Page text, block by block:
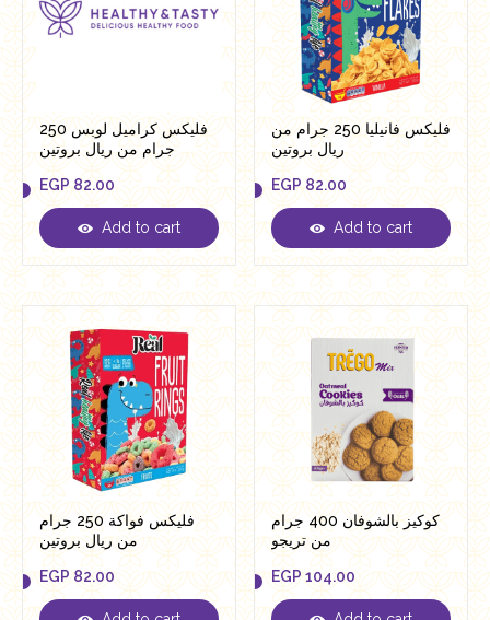
فليكس كراميل لوبس 250
جرام من ريال بروتين
EGP 82.00
EGP 82.00
Add to cart
فليكس فانيليا 250 جرام من
ريال بروتين
EGP 82.00
EGP 82.00
Add to cart
فليكس فواكة 250 جرام
من ريال بروتين
EGP 82.00
كوكيز بالشوفان 400 جرام
من تريجو
EGP 104.00